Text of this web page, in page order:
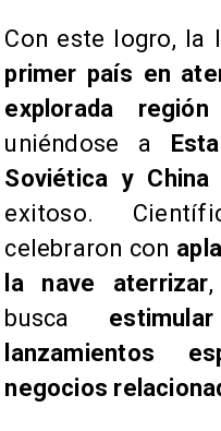
Con este logro, la
primer país en
explorada
uniéndose a
Soviética y China
exitoso.
celebraron con
la nave aterrizar
busca
lanzamientos
negocios